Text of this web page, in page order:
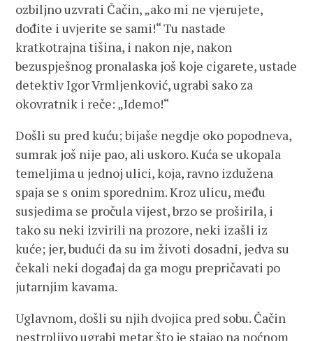
ozbiljno uzvrati Čačin, „ako mi ne vjerujete,
dođite i uvjerite se sami!“ Tu nastade
kratkotrajna tišina, i nakon nje, nakon
bezuspješnog pronalaska još koje cigarete, ustade
detektiv Igor Vrmljenković, ugrabi sako za
okovratnik i reče: „Idemo!“
Došli su pred kuću; bijaše negdje oko popodneva,
sumrak još nije pao, ali uskoro. Kuća se ukopala
temeljima u jednoj ulici, koja, ravno izdužena
spaja se s onim sporednim. Kroz ulicu, među
susjedima se pročula vijest, brzo se proširila, i
tako su neki izvirili na prozore, neki izašli iz
kuće; jer, budući da su im životi dosadni, jedva su
čekali neki događaj da ga mogu prepričavati po
jutarnjim kavama.
Uglavnom, došli su njih dvojica pred sobu. Čačin
nestrpljivo ugrabi metar što je stajao na noćnom